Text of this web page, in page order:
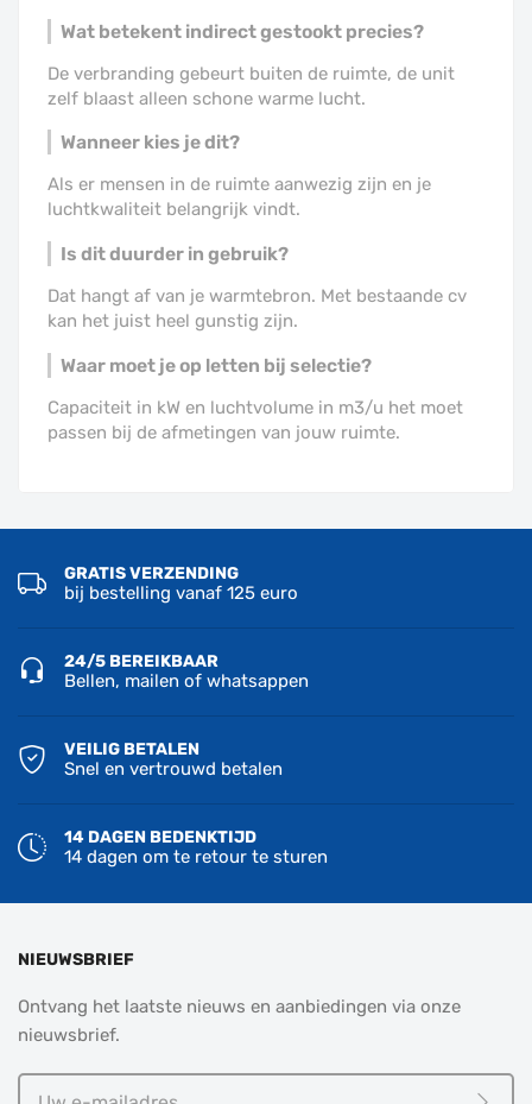
Wat betekent indirect gestookt precies?
De verbranding gebeurt buiten de ruimte, de unit
zelf blaast alleen schone warme lucht.
Wanneer kies je dit?
Als er mensen in de ruimte aanwezig zijn en je
luchtkwaliteit belangrijk vindt.
Is dit duurder in gebruik?
Dat hangt af van je warmtebron. Met bestaande cv
kan het juist heel gunstig zijn.
Waar moet je op letten bij selectie?
Capaciteit in kW en luchtvolume in m3/u het moet
passen bij de afmetingen van jouw ruimte.
GRATIS VERZENDING
bij bestelling vanaf 125 euro
24/5 BEREIKBAAR
Bellen, mailen of whatsappen
VEILIG BETALEN
Snel en vertrouwd betalen
14 DAGEN BEDENKTIJD
14 dagen om te retour te sturen
NIEUWSBRIEF
Ontvang het laatste nieuws en aanbiedingen via onze
nieuwsbrief.